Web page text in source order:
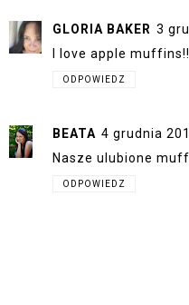
GLORIA BAKER 3
I love apple muffins!!
ODPOWIEDZ
BEATA 4 grudnia
Nasze ulubione
ODPOWIEDZ